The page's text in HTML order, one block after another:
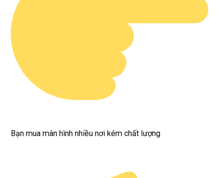
Bạn mua màn hình nhiều nơi kém chất lượng